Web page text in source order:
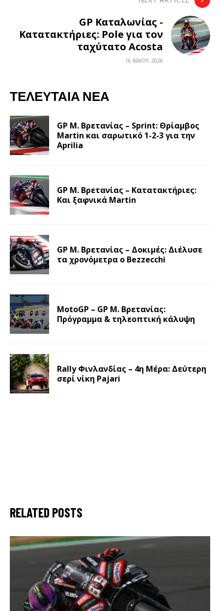
GP Καταλωνίας -
Κατατακτήριες: Pole για τον
ταχύτατο Acosta
16 ΜΑΪ́ΟΥ, 2026
ΤΕΛΕΥΤΑΊΑ ΝΈΑ
GP Μ. Βρετανίας – Sprint: Θρίαμβος
Martin και σαρωτικό 1-2-3 για την
Aprilia
GP Μ. Βρετανίας – Κατατακτήριες:
Και ξαφνικά Martin
GP Μ. Βρετανίας – Δοκιμές: Διέλυσε
τα χρονόμετρα ο Bezzecchi
MotoGP – GP Μ. Βρετανίας:
Πρόγραμμα & τηλεοπτική κάλυψη
Rally Φινλανδίας – 4η Μέρα: Δεύτερη
σερί νίκη Pajari
RELATED POSTS